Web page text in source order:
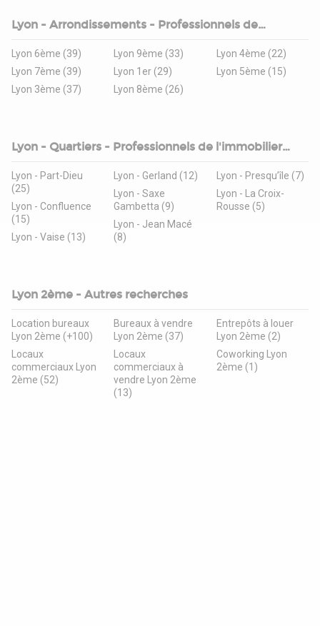
Lyon - Arrondissements - Professionnels de
l'immobilier d'entreprise
Lyon 6ème (39)
Lyon 7ème (39)
Lyon 3ème (37)
Lyon 9ème (33)
Lyon 1er (29)
Lyon 8ème (26)
Lyon 4ème (22)
Lyon 5ème (15)
Lyon - Quartiers - Professionnels de l'immobilier
d'entreprise
Lyon - Part-Dieu
(25)
Lyon - Confluence
(15)
Lyon - Vaise (13)
Lyon - Gerland (12)
Lyon - Saxe
Gambetta (9)
Lyon - Jean Macé
(8)
Lyon - Presqu’île (7)
Lyon - La Croix-
Rousse (5)
Lyon 2ème - Autres recherches
Location bureaux
Lyon 2ème (+100)
Locaux
commerciaux Lyon
2ème (52)
Bureaux à vendre
Lyon 2ème (37)
Locaux
commerciaux à
vendre Lyon 2ème
(13)
Entrepôts à louer
Lyon 2ème (2)
Coworking Lyon
2ème (1)